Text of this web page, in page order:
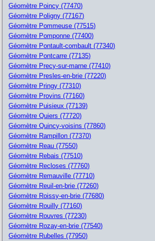
Géomètre Poincy (77470)
Géomètre Poligny (77167)
Géomètre Pommeuse (77515)
Géomètre Pomponne (77400)
Géomètre Pontault-combault (77340)
Géomètre Pontcarre (77135)
Géomètre Precy-sur-marne (77410)
Géomètre Presles-en-brie (77220)
Géomètre Pringy (77310)
Géomètre Provins (77160)
Géomètre Puisieux (77139)
Géomètre Quiers (77720)
Géomètre Quincy-voisins (77860)
Géomètre Rampillon (77370)
Géomètre Reau (77550)
Géomètre Rebais (77510)
Géomètre Recloses (77760)
Géomètre Remauville (77710)
Géomètre Reuil-en-brie (77260)
Géomètre Roissy-en-brie (77680)
Géomètre Rouilly (77160)
Géomètre Rouvres (77230)
Géomètre Rozay-en-brie (77540)
Géomètre Rubelles (77950)